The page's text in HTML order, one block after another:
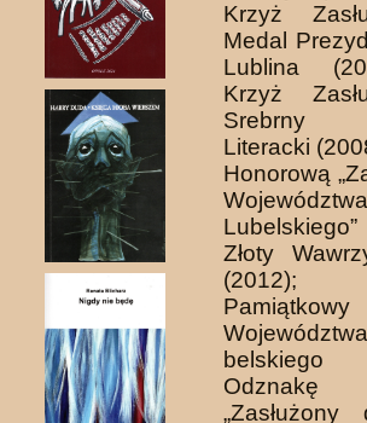
Krzyż
Medal
Lublina
Krzyż
Srebrny
Literacki
Honorową
Województwa
Złoty
Pamiątkowy
Odznakę